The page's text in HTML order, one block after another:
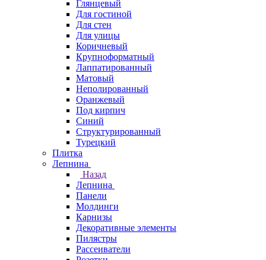
Глянцевый
Для гостиной
Для стен
Для улицы
Коричневый
Крупноформатный
Лаппатированный
Матовый
Неполированный
Оранжевый
Под кирпич
Синий
Структурированный
Турецкий
Плитка
Лепнина
Назад
Лепнина
Панели
Молдинги
Карнизы
Декоративные элементы
Пилястры
Рассеиватели